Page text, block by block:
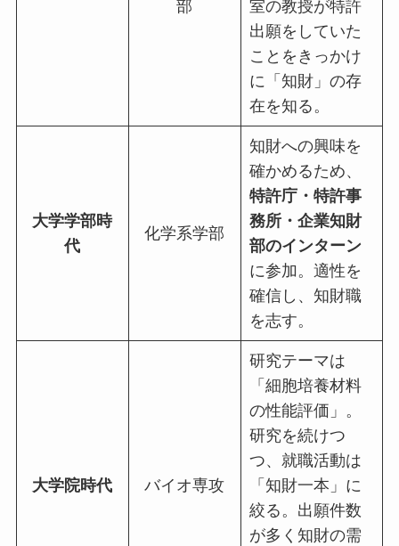
部
室の教授が特許
出願をしていた
ことをきっかけ
に「知財」の存
在を知る。
大学学部時
代
化学系学部
知財への興味を
確かめるため、
特許庁・特許事
務所・企業知財
部のインターン
に参加。適性を
確信し、知財職
を志す。
大学院時代 バイオ専攻
研究テーマは
「細胞培養材料
の性能評価」。
研究を続けつ
つ、就職活動は
「知財一本」に
絞る。出願件数
が多く知財の需